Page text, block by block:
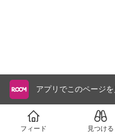
アプリでこのページを
フィード 見つける